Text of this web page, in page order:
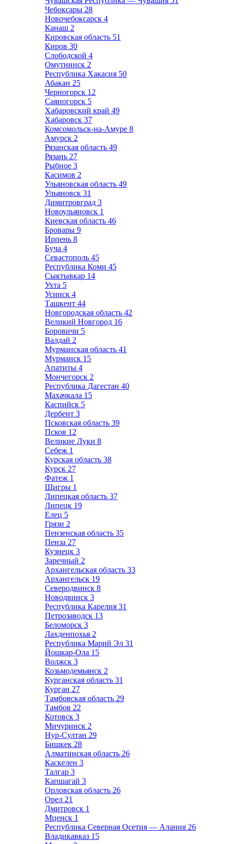
Чебоксары 28
Новочебоксарск 4
Канаш 2
Кировская область 51
Киров 30
Слободской 4
Омутнинск 2
Республика Хакасия 50
Абакан 25
Черногорск 12
Саяногорск 5
Хабаровский край 49
Хабаровск 37
Комсомольск-на-Амуре 8
Амурск 2
Рязанская область 49
Рязань 27
Рыбное 3
Касимов 2
Ульяновская область 49
Ульяновск 31
Димитровград 3
Новоульяновск 1
Киевская область 46
Бровары 9
Ирпень 8
Буча 4
Севастополь 45
Республика Коми 45
Сыктывкар 14
Ухта 5
Усинск 4
Ташкент 44
Новгородская область 42
Великий Новгород 16
Боровичи 5
Валдай 2
Мурманская область 41
Мурманск 15
Апатиты 4
Мончегорск 2
Республика Дагестан 40
Махачкала 15
Каспийск 5
Дербент 3
Псковская область 39
Псков 12
Великие Луки 8
Себеж 1
Курская область 38
Курск 27
Фатеж 1
Щигры 1
Липецкая область 37
Липецк 19
Елец 5
Грязи 2
Пензенская область 35
Пенза 27
Кузнецк 3
Заречный 2
Архангельская область 33
Архангельск 19
Северодвинск 8
Новодвинск 3
Республика Карелия 31
Петрозаводск 13
Беломорск 3
Лахденпохья 2
Республика Марий Эл 31
Йошкар-Ола 15
Волжск 3
Козьмодемьянск 2
Курганская область 31
Курган 27
Тамбовская область 29
Тамбов 22
Котовск 3
Мичуринск 2
Нур-Султан 29
Бишкек 28
Алматинская область 26
Каскелен 3
Талгар 3
Капшагай 3
Орловская область 26
Орел 21
Дмитровск 1
Мценск 1
Республика Северная Осетия — Алания 26
Владикавказ 15